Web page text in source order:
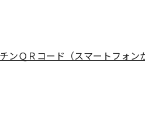
ンＱＲコード（スマートフォン